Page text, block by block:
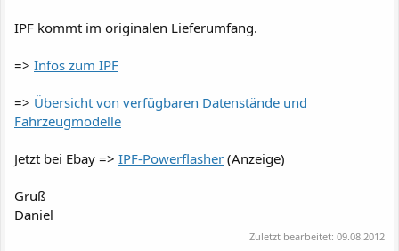
IPF kommt im originalen Lieferumfang.
=> Infos zum IPF
=> Übersicht von verfügbaren Datenstände und
Fahrzeugmodelle
Jetzt bei Ebay => IPF-Powerflasher (Anzeige)
Gruß
Daniel
Zuletzt bearbeitet: 09.08.2012